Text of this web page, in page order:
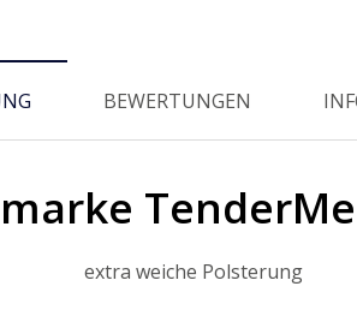
BEWERTUNGEN
extra weiche Polsterung